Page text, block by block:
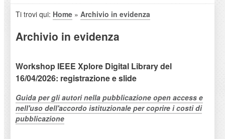
Ti trovi qui: Home» Archivio in evidenza
Archivio in evidenza
Workshop IEEE Xplore Digital Library del
16/04/2026: registrazione e slide
Guida per gli autori nella pubblicazione open access e
nell'uso dell'accordo istituzionale per coprire i costi di
pubblicazione